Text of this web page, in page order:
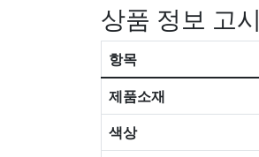
상품 정보 고시
항목
제품소재
색상